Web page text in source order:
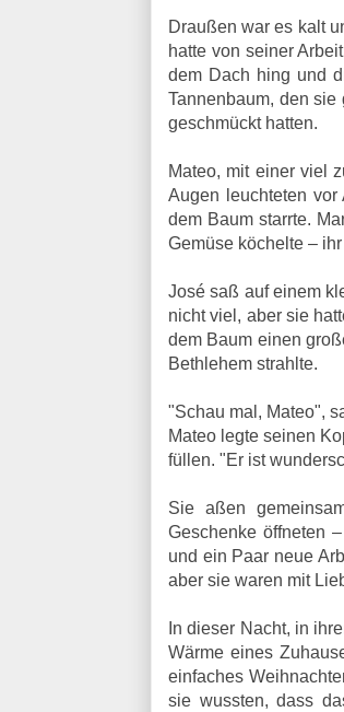
Draußen war es kalt
hatte von seiner
dem Dach hing und
Tannenbaum, den
geschmückt hatten.
Mateo, mit einer viel
Augen leuchteten
dem Baum starrte.
Gemüse köchelte –
José saß auf einem
nicht viel, aber sie
dem Baum einen
Bethlehem strahlte.
"Schau mal, Mateo",
Mateo legte seinen
füllen. "Er ist
Sie aßen
Geschenke öffneten
und ein Paar neue
aber sie waren mit
In dieser Nacht, in
Wärme eines
einfaches
sie wussten, dass